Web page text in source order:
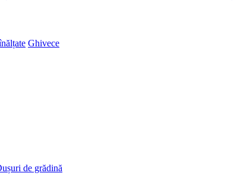
Ghivece
de grădină